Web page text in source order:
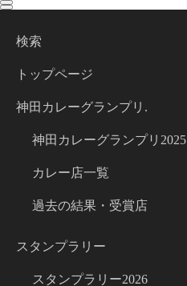
toggle
toggle
検索
トップページ
神田カレーグランプリ.
神田カレーグランプリ2025
カレー店一覧
過去の結果・受賞店
スタンプラリー
スタンプラリー2026